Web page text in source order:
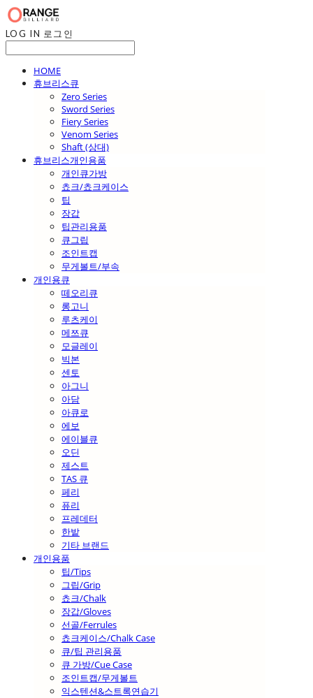
LOG IN 로그인
HOME
휴브리스큐
Zero Series
Sword Series
Fiery Series
Venom Series
Shaft (상대)
휴브리스개인용품
개인큐가방
쵸크/쵸크케이스
팁
장갑
팁관리용품
큐그립
조인트캡
무게볼트/부속
개인용큐
떼오리큐
롱고니
루츠케이
메쯔큐
모글레이
빅본
센토
아그니
아담
아큐로
에보
에이블큐
오딘
제스트
TAS 큐
페리
퓨리
프레데터
한밭
기타 브랜드
개인용품
팁/Tips
그립/Grip
쵸크/Chalk
장갑/Gloves
선골/Ferrules
쵸크케이스/Chalk Case
큐/팁 관리용품
큐 가방/Cue Case
조인트캡/무게볼트
익스텐션&스트록연습기